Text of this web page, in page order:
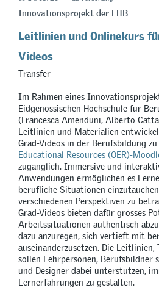
Innovationsprojekt der EHB
Leitlinien und Onlinekurs
Videos
Transfer
Im Rahmen eines
Eidgenössischen Hochschule für
(Francesca Amenduni, Alberto
Leitlinien und Materialien
Grad-Videos in der Berufsbildung
Educational Resources (OER)-
zugänglich. Immersive und
Anwendungen ermöglichen es
berufliche Situationen
verschiedenen Perspektiven zu
Grad-Videos bieten dafür grosses
Arbeitssituationen authentisch
dazu anzuregen, sich vertieft mit
auseinanderzusetzen. Die
sollen Lehrpersonen, Berufsbildner
und Designer dabei unterstützen,
Lernerfahrungen zu gestalten.